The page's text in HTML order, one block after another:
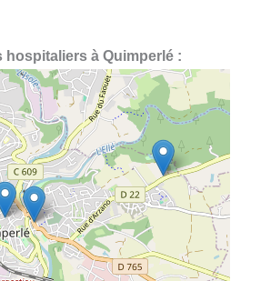
hospitaliers à Quimperlé :